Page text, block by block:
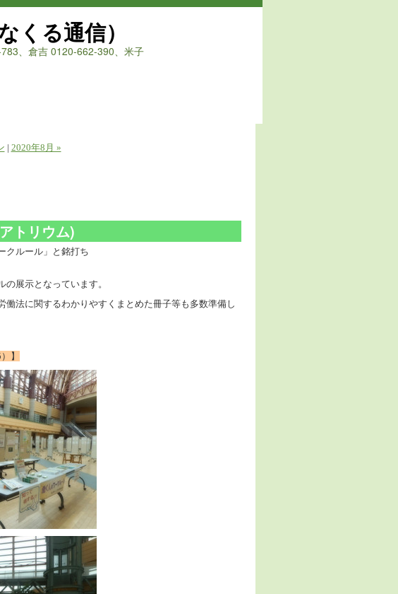
くる通信）
、倉吉 0120-662-390、米子
| 2020年8月 »
トリウム)
クルール」と銘打ち
展示となっています。
法に関するわかりやすくまとめた冊子等も多数準備し
】